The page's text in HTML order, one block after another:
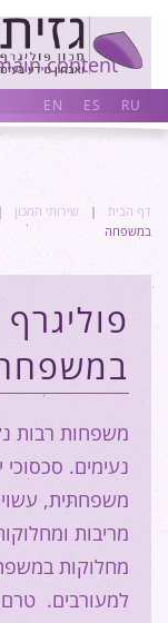
content
RU
ES
EN
דף הבית שירותי המכון
במשפחה
משפחות רבות
נעימים. סכסוכי
משפחתית,
מריבות
מחלוקות
למעורבים.